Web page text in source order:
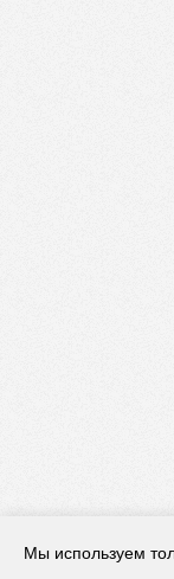
Мы используем